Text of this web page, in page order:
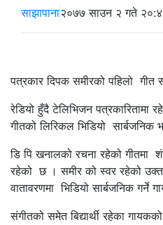
साझापाना२०७७ साउन २ गते
पत्रकार दिपक समीरको पहिलो गीत
रेडियो हुँदै टेलिभिजन पत्रकारितामा
गीतको लिरिकल भिडियो सार्बजनिक
डि पि खनालको रचना रहेको गीतमा
रहेको छ । समीर को स्वर रहेको
वातावरणमा भिडियो सार्बजनिक गर्ने
संगीतको समेत बिद्यार्थी रहेका